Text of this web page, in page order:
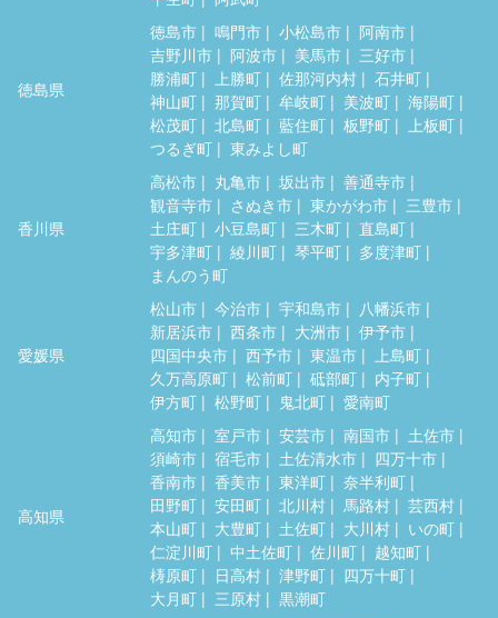
徳島県
徳島市 鳴門市 小松島市
阿南市
吉野川市
阿波市 美馬市
三好市
勝浦町
上勝町 佐那河内村
石井町
神山町
那賀町 牟岐町 美波町
海陽町
松茂町
北島町 藍住町 板野町
上板町
つるぎ町
東みよし町
香川県
高松市 丸亀市 坂出市
善通寺市
観音寺市
さぬき市 東かがわ市
三豊市
土庄町
小豆島町 三木町
直島町
宇多津町
綾川町 琴平町
多度津町
まんのう町
愛媛県
松山市 今治市 宇和島市
八幡浜市
新居浜市
西条市 大洲市
伊予市
四国中央市
西予市 東温市
上島町
久万高原町
松前町 砥部町
内子町
伊方町
松野町 鬼北町 愛南町
高知県
高知市 室戸市 安芸市 南国市
土佐市
須崎市
宿毛市 土佐清水市
四万十市
香南市
香美市 東洋町
奈半利町
田野町
安田町 北川村 馬路村
芸西村
本山町
大豊町 土佐町 大川村
いの町
仁淀川町
中土佐町 佐川町
越知町
梼原町
日高村 津野町
四万十町
大月町
三原村 黒潮町